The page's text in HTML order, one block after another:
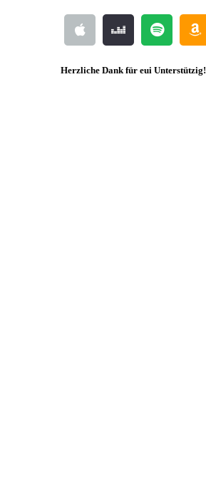
Herzliche Dank für eui Unterstützig!